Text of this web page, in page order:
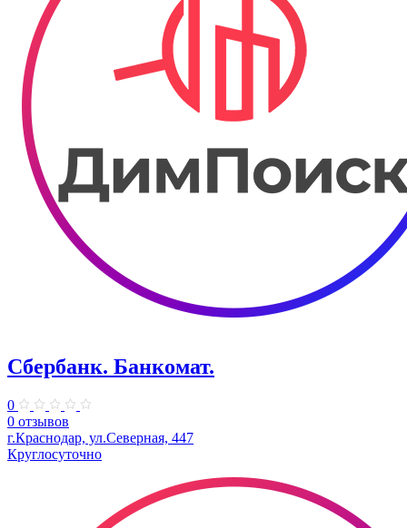
Сбербанк. Банкомат.
0
0 отзывов
г.Краснодар, ул.Северная, 447
Круглосуточно